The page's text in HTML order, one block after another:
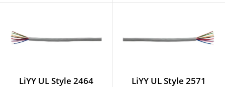
LiYY UL Style 2464 LiYY UL Style 2571